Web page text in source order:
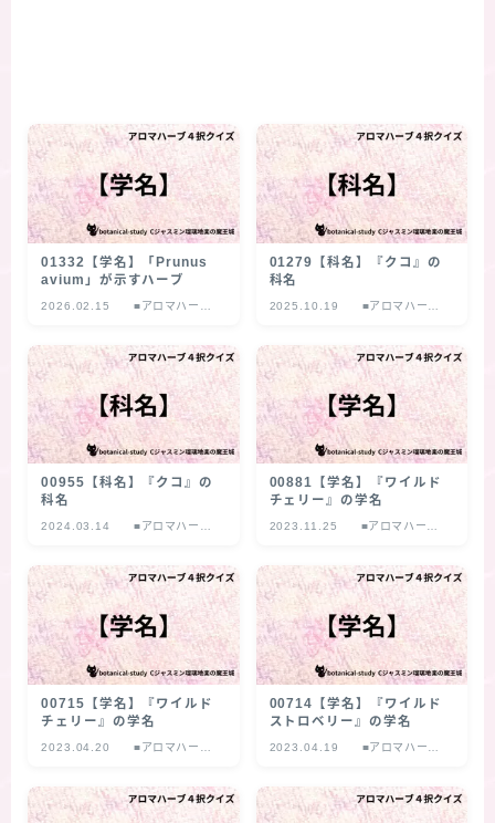
01332【学名】「Prunus
avium」が示すハーブ
2026.02.15
■アロマハーブ
01279【科名】『クコ』の
科名
2025.10.19
■アロマハーブ
00955【科名】『クコ』の
科名
2024.03.14
■アロマハーブ
00881【学名】『ワイルド
チェリー』の学名
2023.11.25
■アロマハーブ
00715【学名】『ワイルド
チェリー』の学名
2023.04.20
■アロマハーブ
00714【学名】『ワイルド
ストロベリー』の学名
2023.04.19
■アロマハーブ